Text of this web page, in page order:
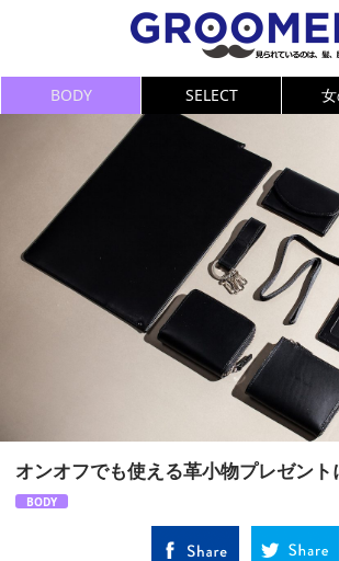
BODY SELECT
オンオフでも使える革小物プレゼン
BODY